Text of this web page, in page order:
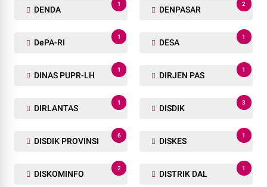
DENDA
1
DENPASAR
2
DePA-RI
1
DESA
1
DINAS PUPR-LH
1
DIRJEN PAS
1
DIRLANTAS
1
DISDIK
3
DISDIK PROVINSI
6
DISKES
1
DISKOMINFO
2
DISTRIK DAL
1